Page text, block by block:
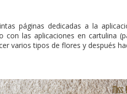
páginas dedicadas a la
con las aplicaciones en cartulina
varios tipos de flores y después